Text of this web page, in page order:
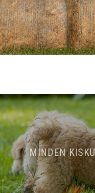
MINDEN